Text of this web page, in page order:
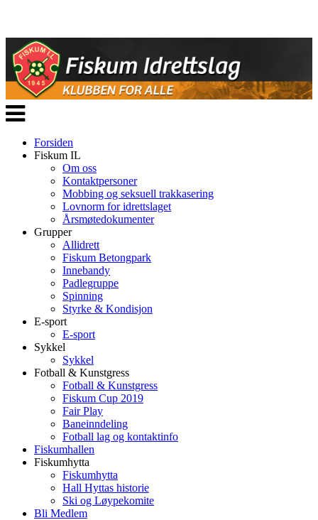
Veksle
navigasjon
Forsiden
Fiskum IL
Om oss
Kontaktpersoner
Mobbing og seksuell trakkasering
Lovnorm for idrettslaget
Årsmøtedokumenter
Grupper
Allidrett
Fiskum Betongpark
Innebandy
Padlegruppe
Spinning
Styrke & Kondisjon
E-sport
E-sport
Sykkel
Sykkel
Fotball & Kunstgress
Fotball & Kunstgress
Fiskum Cup 2019
Fair Play
Baneinndeling
Fotball lag og kontaktinfo
Fiskumhallen
Fiskumhytta
Fiskumhytta
Hall Hyttas historie
Ski og Løypekomite
Bli Medlem